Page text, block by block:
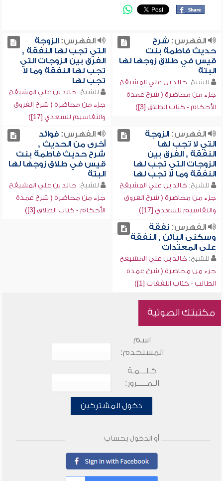
الفهرس: شرح
حديث فاطمة بنت
قيس في طلاق زوجها لها
البتة
للشيخ: خالد بن علي المشيقح
جزء من محاضرة ( شرح عمدة
الأحكام - كتاب الطلاق [3])
الفهرس:الزوجة
التي تجب لها النفقة ,
الفرق بين الزوجات التي
تجب لها النفقة وما لا
تجب لها
للشيخ: خالد بن علي المشيقح
جزء من محاضرة ( شرح الفروق
والتقاسيم للسعدي [17])
الفهرس:الزوجة
التي لا تجب لها
النفقة , الفرق بين
الزوجات التي تجب لها
النفقة وما لا تجب لها
للشيخ: خالد بن علي المشيقح
جزء من محاضرة ( شرح الفروق
والتقاسيم للسعدي [17])
الفهرس:فوائد
أخرى من الحديث ,
شرح حديث فاطمة بنت
قيس في طلاق زوجها لها
البتة
للشيخ: خالد بن علي المشيقح
جزء من محاضرة ( شرح عمدة
الأحكام - كتاب الطلاق [3])
الفهرس:نفقة
وسكنى البائن , النفقة
على المعتدات
للشيخ: خالد بن علي المشيقح
جزء من محاضرة ( شرح عمدة
الطالب - كتاب النفقات [1])
مكتبتك الصوتية
اسم
المستخدم:
كـلـــمـة
الـمـــــرور:
دخول المشتركين
أو الدخول بحساب